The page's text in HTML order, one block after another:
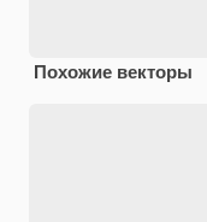
Похожие векторы